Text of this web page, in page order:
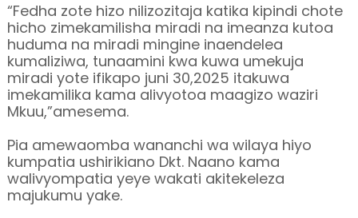
“Fedha zote hizo nilizozitaja katika kipindi chote
hicho zimekamilisha miradi na imeanza kutoa
huduma na miradi mingine inaendelea
kumaliziwa, tunaamini kwa kuwa umekuja
miradi yote ifikapo juni 30,2025 itakuwa
imekamilika kama alivyotoa maagizo waziri
Mkuu,”amesema.
Pia amewaomba wananchi wa wilaya hiyo
kumpatia ushirikiano Dkt. Naano kama
walivyompatia yeye wakati akitekeleza
majukumu yake.